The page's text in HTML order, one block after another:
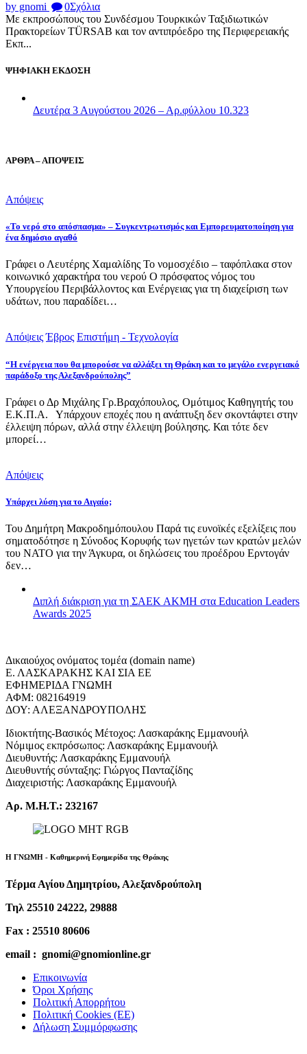
by gnomi 0Σχόλια
Με εκπροσώπους του Συνδέσμου Τουρκικών Ταξιδιωτικών
Πρακτορείων TÜRSAB και τον αντιπρόεδρο της Περιφερειακής
Εκπ...
ΨΗΦΙΑΚΗ ΕΚΔΟΣΗ
Δευτέρα 3 Αυγούστου 2026 – Αρ.φύλλου 10.323
ΑΡΘΡΑ – ΑΠΟΨΕΙΣ
Απόψεις
«Το νερό στο απόσπασμα» – Συγκεντρωτισμός και Εμπορευματοποίηση για
ένα δημόσιο αγαθό
Γράφει ο Λευτέρης Χαμαλίδης Το νομοσχέδιο – ταφόπλακα στον
κοινωνικό χαρακτήρα του νερού Ο πρόσφατος νόμος του
Υπουργείου Περιβάλλοντος και Ενέργειας για τη διαχείριση των
υδάτων, που παραδίδει…
Απόψεις Έβρος Επιστήμη - Τεχνολογία
“Η ενέργεια που θα μπορούσε να αλλάξει τη Θράκη και το μεγάλο ενεργειακό
παράδοξο της Αλεξανδρούπολης”
Γράφει ο Δρ Μιχάλης Γρ.Βραχόπουλος, Ομότιμος Καθηγητής του
Ε.Κ.Π.Α. Υπάρχουν εποχές που η ανάπτυξη δεν σκοντάφτει στην
έλλειψη πόρων, αλλά στην έλλειψη βούλησης. Και τότε δεν
μπορεί…
Απόψεις
Υπάρχει λύση για το Αιγαίο;
Του Δημήτρη Μακροδημόπουλου Παρά τις ευνοϊκές εξελίξεις που
σηματοδότησε η Σύνοδος Κορυφής των ηγετών των κρατών μελών
του ΝΑΤΟ για την Άγκυρα, οι δηλώσεις του προέδρου Ερντογάν
δεν…
Διπλή διάκριση για τη ΣΑΕΚ ΑΚΜΗ στα Education Leaders
Awards 2025
Δικαιούχος ονόματος τομέα (domain name)
Ε. ΛΑΣΚΑΡΑΚΗΣ ΚΑΙ ΣΙΑ ΕΕ
ΕΦΗΜΕΡΙΔΑ ΓΝΩΜΗ
ΑΦΜ: 082164919
ΔΟΥ: ΑΛΕΞΑΝΔΡΟΥΠΟΛΗΣ
Ιδιοκτήτης-Βασικός Μέτοχος: Λασκαράκης Εμμανουήλ
Νόμιμος εκπρόσωπος: Λασκαράκης Εμμανουήλ
Διευθυντής: Λασκαράκης Εμμανουήλ
Διευθυντής σύνταξης: Γιώργος Πανταζίδης
Διαχειριστής: Λασκαράκης Εμμανουήλ
Αρ. Μ.Η.Τ.: 232167
Η ΓΝΩΜΗ - Καθημερινή Εφημερίδα της Θράκης
Τέρμα Αγίου Δημητρίου, Αλεξανδρούπολη
Τηλ 25510 24222, 29888
Fax : 25510 80606
email : gnomi@gnomionline.gr
Επικοινωνία
Όροι Χρήσης
Πολιτική Απορρήτου
Πολιτική Cookies (ΕΕ)
Δήλωση Συμμόρφωσης